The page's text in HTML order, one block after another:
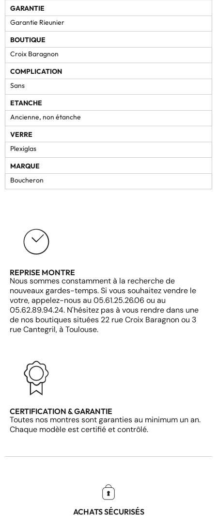
GARANTIE
Garantie Rieunier
BOUTIQUE
Croix Baragnon
COMPLICATION
Sans
ETANCHE
Ancienne, non étanche
VERRE
Plexiglas
MARQUE
Boucheron
REPRISE MONTRE
Nous sommes constamment à la recherche de
nouveaux gardes-temps. Si vous souhaitez vendre le
votre, appelez-nous au 05.61.25.26.06 ou au
05.62.89.94.24. N'hésitez pas à vous rendre dans une
de nos boutiques situées 22 rue Croix Baragnon ou 3
rue Cantegril, à Toulouse.
CERTIFICATION & GARANTIE
Toutes nos montres sont garanties au minimum un an.
Chaque modèle est certifié et contrôlé.
ACHATS SÉCURISÉS